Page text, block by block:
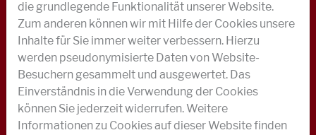
ÜBER UNS
AKTUELLES
KARRIERE
KONTAKT IM NOTFALL ODER KRISENFALL
KONTAKT
die grundlegende Funktionalität unserer Website.
Zum anderen können wir mit Hilfe der Cookies unsere
Inhalte für Sie immer weiter verbessern. Hierzu
werden pseudonymisierte Daten von Website-
Besuchern gesammelt und ausgewertet. Das
Einverständnis in die Verwendung der Cookies
können Sie jederzeit widerrufen. Weitere
Informationen zu Cookies auf dieser Website finden